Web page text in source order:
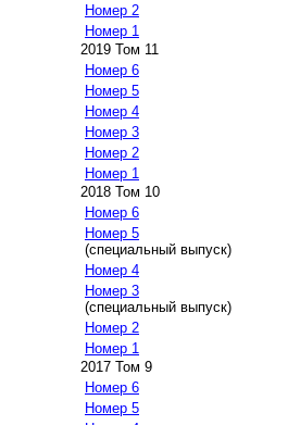
Номер 2
Номер 1
2019 Том 11
Номер 6
Номер 5
Номер 4
Номер 3
Номер 2
Номер 1
2018 Том 10
Номер 6
Номер 5
(специальный выпуск)
Номер 4
Номер 3
(специальный выпуск)
Номер 2
Номер 1
2017 Том 9
Номер 6
Номер 5